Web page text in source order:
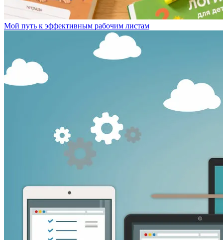
Мой путь к эффективным рабочим листам